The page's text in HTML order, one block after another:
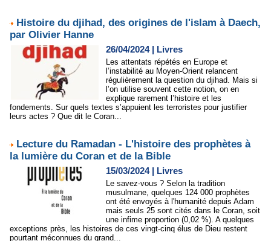
Histoire du djihad, des origines de l'islam à Daech,
par Olivier Hanne
26/04/2024| Livres
Les attentats répétés en Europe et
l’instabilité au Moyen-Orient relancent
régulièrement la question du djihad. Mais si
l’on utilise souvent cette notion, on en
explique rarement l’histoire et les
fondements. Sur quels textes s’appuient les terroristes pour justifier
leurs actes ? Que dit le Coran...
Lecture du Ramadan - L'histoire des prophètes à
la lumière du Coran et de la Bible
15/03/2024| Livres
Le savez-vous ? Selon la tradition
musulmane, quelques 124 000 prophètes
ont été envoyés à l'humanité depuis Adam
mais seuls 25 sont cités dans le Coran, soit
une infime proportion (0,02 %). A quelques
exceptions près, les histoires de ces vingt-cinq élus de Dieu restent
pourtant méconnues du grand...